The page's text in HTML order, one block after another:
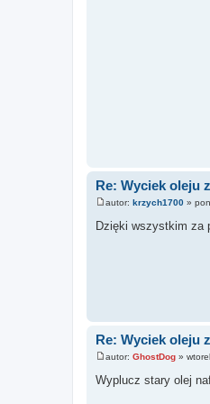
Re: Wyciek oleju
o
s
autor: krzych1700 »
Dzięki wszystkim za
Re: Wyciek oleju
o
s
autor: GhostDog »
Wyplucz stary olej